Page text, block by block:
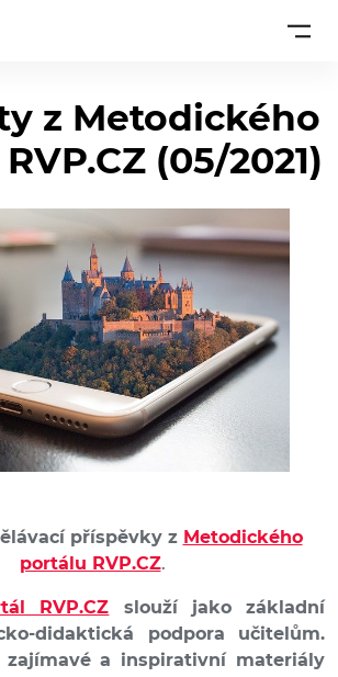
z Metodického
(05/2021)
příspěvky z Metodického
portálu RVP.CZ.
RVP.CZ slouží jako základní
didaktická podpora učitelům.
zajímavé a inspirativní materiály